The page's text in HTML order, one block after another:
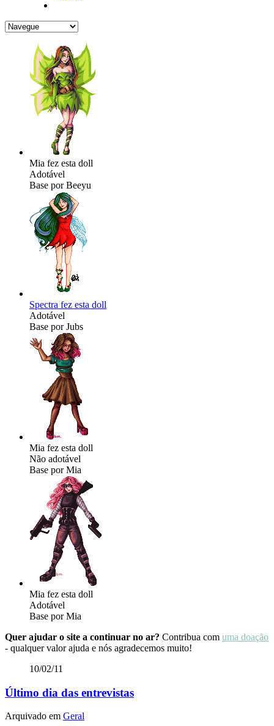
Mia fez esta doll
Adotável
Base por Beeyu
Spectra fez esta doll
Adotável
Base por Jubs
Mia fez esta doll
Não adotável
Base por Mia
Mia fez esta doll
Adotável
Base por Mia
Quer ajudar o site a continuar no ar? Contribua com uma doação
- qualquer valor ajuda e nós agradecemos muito!
10/02/11
Último dia das entrevistas
Arquivado em Geral